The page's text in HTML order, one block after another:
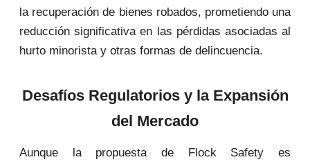
la recuperación de bienes robados, prometiendo una
reducción significativa en las pérdidas asociadas al
hurto minorista y otras formas de delincuencia.
Desafíos Regulatorios y la Expansión
del Mercado
Aunque la propuesta de Flock Safety es